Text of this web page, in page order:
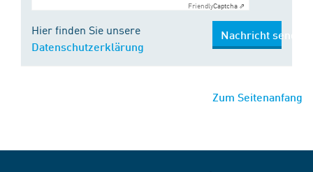
FriendlyCaptcha ⇗
Hier finden Sie unsere
Datenschutzerklärung
Nachricht senden
Zum Seitenanfang